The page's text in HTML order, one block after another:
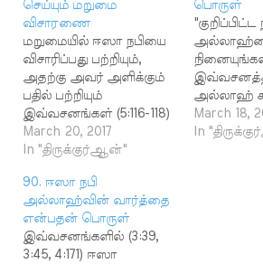
செய்யும் மறுமை
விசாரணை
மறுமையில் ஈஸா நபியை
விசாரிப்பது பற்றியும்,
அதற்கு அவர் அளிக்கும்
பதில் பற்றியும்
இவ்வசனங்கள் (5:116-118)
கூறுகின்றன.
இவ்வசனத்தில் "என்னை
என்று மொழி
பெயர்க்கப்பட்ட இடத்தில்
'தவஃப்பைத்தனீ' என்ற
சொல்
பயன்படுத்தப்பட்டுள்ளது.
March 20, 2017
In "திருக்குர்ஆன்"
பொருள்
அல்லாஹ்
நினைக்க
March 18,
In
90. ஈஸா நபி
அல்லாஹ்வின் வார்த்தை
என்பதன் பொருள்
இவ்வசனங்களில் (3:39,
3:45, 4:171) ஈஸா